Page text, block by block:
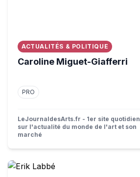
ACTUALITÉS & POLITIQUE
Caroline Miguet-Giafferri
PRO
LeJournaldesArts.fr - 1er site quotidien
sur l'actualité du monde de l'art et son
marché
Erik Labbé